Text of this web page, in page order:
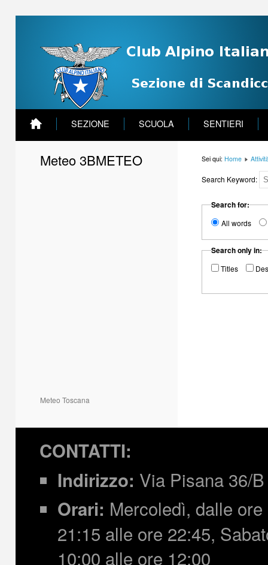
SEZIONE SCUOLA SENTIERI
Meteo 3BMETEO
Meteo Toscana
Sei qui: Home
Search Keyword:
Search for:
All words
Search only in:
Titles
CONTATTI:
Indirizzo: Via Pisana 36/
Orari: Mercoledì, dalle
21:15 alle ore 22:45,
10:00 alle ore 12:00